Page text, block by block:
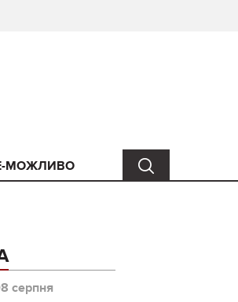
МОЖЛИВО
серпня